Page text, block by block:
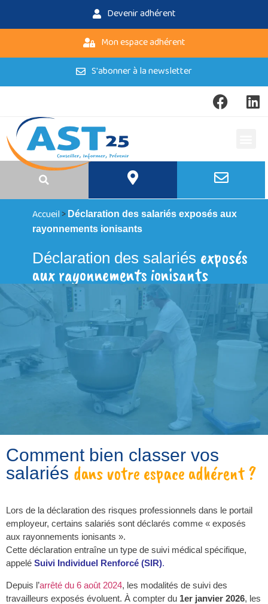
Devenir adhérent
Mon espace adhérent
S'abonner à la newsletter
Accueil> Déclaration des salariés exposés aux
rayonnements ionisants
Déclaration des salariés exposés
aux rayonnements ionisants
Comment bien classer vos
salariés dans votre espace adhérent ?
Lors de la déclaration des risques professionnels dans le portail
employeur, certains salariés sont déclarés comme « exposés
aux rayonnements ionisants ».
Cette déclaration entraîne un type de suivi médical spécifique,
appelé Suivi Individuel Renforcé (SIR).
Depuis l’arrêté du 6 août 2024, les modalités de suivi des
travailleurs exposés évoluent. À compter du 1er janvier 2026, les